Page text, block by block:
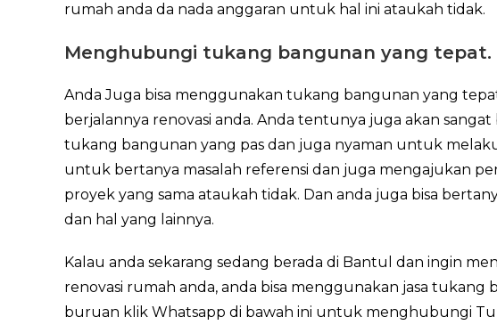
rumah anda da nada anggaran untuk hal ini ataukah tidak.
Menghubungi tukang bangunan yang tepat.
Anda Juga bisa menggunakan tukang bangunan yang
berjalannya renovasi anda. Anda tentunya juga akan
tukang bangunan yang pas dan juga nyaman untuk
untuk bertanya masalah referensi dan juga mengajukan
proyek yang sama ataukah tidak. Dan anda juga bisa
dan hal yang lainnya.
Kalau anda sekarang sedang berada di Bantul dan ingin
renovasi rumah anda, anda bisa menggunakan jasa
buruan klik Whatsapp di bawah ini untuk menghubungi